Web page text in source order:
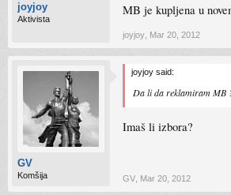
joyjoy
Aktivista
MB je kupljena u
joyjoy Mar 20, 2012
GV
Komšija
joyjoy said:
Da li da reklamiram MB
Imaš li izbora?
GV Mar 20, 2012